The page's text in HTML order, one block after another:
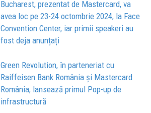
Bucharest, prezentat de Mastercard, va
avea loc pe 23-24 octombrie 2024, la Face
Convention Center, iar primii speakeri au
fost deja anunțați
Green Revolution, în parteneriat cu
Raiffeisen Bank România și Mastercard
România, lansează primul Pop-up de
infrastructură